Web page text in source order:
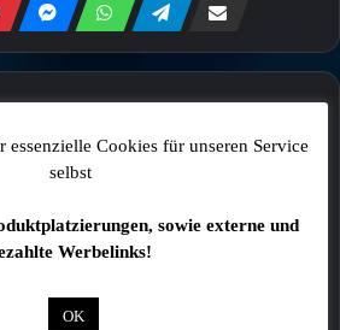
Drei beschädigte Fahrzeuge
essenzielle Cookies für unseren Service
selbst
sowie externe und
Werbelinks!
OK